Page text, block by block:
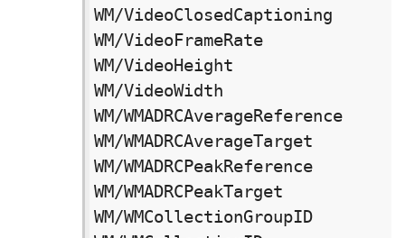
WM/VideoClosedCaptioning　　　
WM/VideoFrameRate　　　　　　　
WM/VideoHeight　　　　　　　　　
WM/VideoWidth　　　　　　　　　
WM/WMADRCAverageReference　　
WM/WMADRCAverageTarget　　　　
WM/WMADRCPeakReference　　　　
WM/WMADRCPeakTarget　　　　　
WM/WMCollectionGroupID　　　　